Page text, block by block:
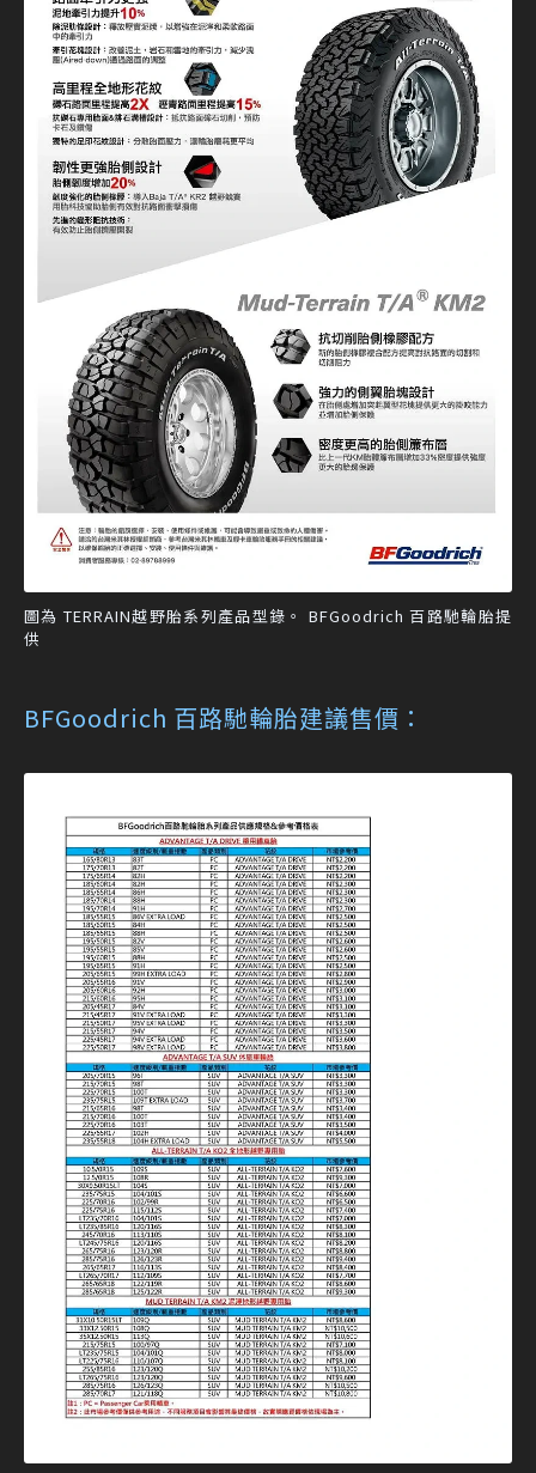
圖為 TERRAIN越野胎系列產品型錄。 BFGoodrich 百路馳輪胎提
供
BFGoodrich 百路馳輪胎建議售價：